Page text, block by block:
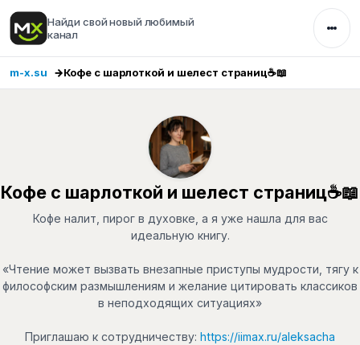
Найди свой новый любимый
канал
m-x.su Кофе с шарлоткой и шелест страниц☕️📖
Кофе с шарлоткой и шелест страниц☕️📖
Кофе налит, пирог в духовке, а я уже нашла для вас
идеальную книгу.
«Чтение может вызвать внезапные приступы мудрости, тягу к
философским размышлениям и желание цитировать классиков
в неподходящих ситуациях»
Приглашаю к сотрудничеству: https://iimax.ru/aleksacha